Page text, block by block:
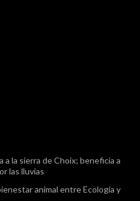
a la sierra de Choix; beneficia a
las lluvias
animal entre Ecología y